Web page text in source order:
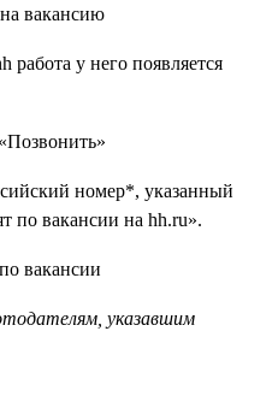
у него появляется
номер*, указанный
по вакансии на hh.ru».
указавшим